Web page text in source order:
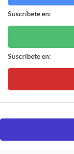
Suscríbete en:
Suscríbete en: